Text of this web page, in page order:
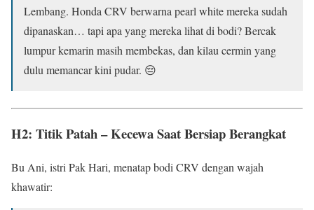
Lembang. Honda CRV berwarna pearl white mereka sudah
dipanaskan… tapi apa yang mereka lihat di bodi? Bercak
lumpur kemarin masih membekas, dan kilau cermin yang
dulu memancar kini pudar. 😔
H2: Titik Patah – Kecewa Saat Bersiap Berangkat
Bu Ani, istri Pak Hari, menatap bodi CRV dengan wajah
khawatir: